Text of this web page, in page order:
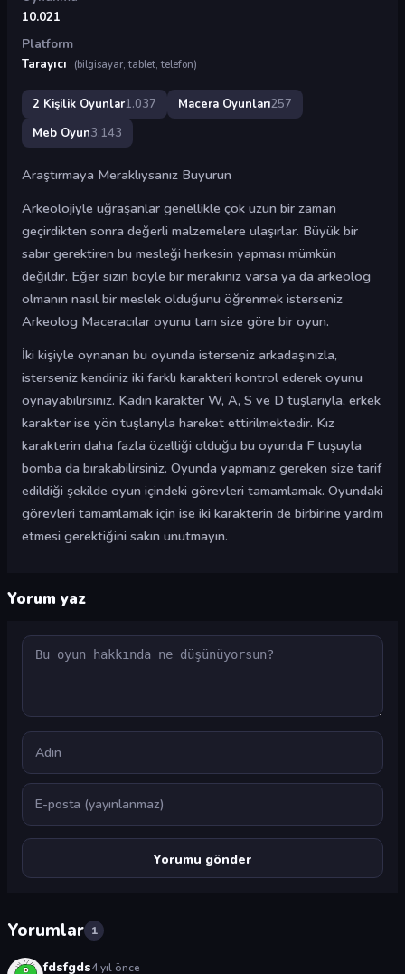
10.021
Platform
Tarayıcı
(bilgisayar, tablet, telefon)
2 Kişilik Oyunlar1.037 Macera Oyunları257
Meb Oyun3.143
Araştırmaya Meraklıysanız Buyurun
Arkeolojiyle uğraşanlar genellikle çok uzun bir zaman
geçirdikten sonra değerli malzemelere ulaşırlar. Büyük bir
sabır gerektiren bu mesleği herkesin yapması mümkün
değildir. Eğer sizin böyle bir merakınız varsa ya da arkeolog
olmanın nasıl bir meslek olduğunu öğrenmek isterseniz
Arkeolog Maceracılar oyunu tam size göre bir oyun.
İki kişiyle oynanan bu oyunda isterseniz arkadaşınızla,
isterseniz kendiniz iki farklı karakteri kontrol ederek oyunu
oynayabilirsiniz. Kadın karakter W, A, S ve D tuşlarıyla, erkek
karakter ise yön tuşlarıyla hareket ettirilmektedir. Kız
karakterin daha fazla özelliği olduğu bu oyunda F tuşuyla
bomba da bırakabilirsiniz. Oyunda yapmanız gereken size tarif
edildiği şekilde oyun içindeki görevleri tamamlamak. Oyundaki
görevleri tamamlamak için ise iki karakterin de birbirine yardım
etmesi gerektiğini sakın unutmayın.
Yorum yaz
Yorum
Ad
E-posta
Yorumlar 1
fdsfgds4 yıl önce